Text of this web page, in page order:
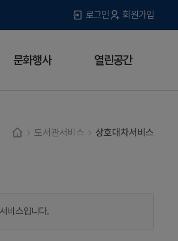
로그인 회원가입
문화행사 열린공간
도서관서비스 상호대차서비스
비스입니다.